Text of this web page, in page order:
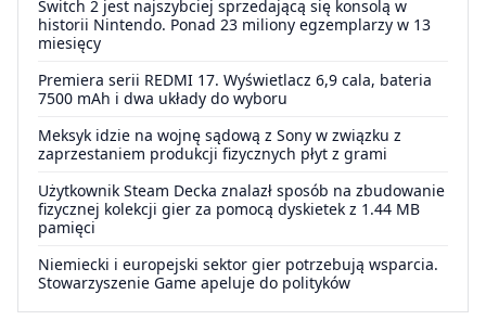
Switch 2 jest najszybciej sprzedającą się konsolą w
historii Nintendo. Ponad 23 miliony egzemplarzy w 13
miesięcy
Premiera serii REDMI 17. Wyświetlacz 6,9 cala, bateria
7500 mAh i dwa układy do wyboru
Meksyk idzie na wojnę sądową z Sony w związku z
zaprzestaniem produkcji fizycznych płyt z grami
Użytkownik Steam Decka znalazł sposób na zbudowanie
fizycznej kolekcji gier za pomocą dyskietek z 1.44 MB
pamięci
Niemiecki i europejski sektor gier potrzebują wsparcia.
Stowarzyszenie Game apeluje do polityków